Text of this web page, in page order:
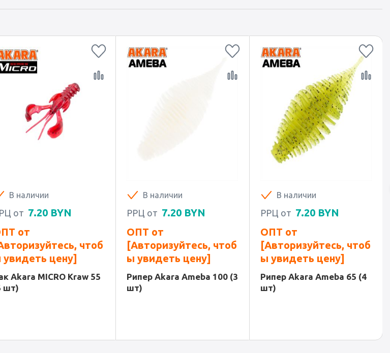
В наличии
от 7.20 BYN
от
чтоб
увидеть цену]
Akara MICRO Kraw 55
шт)
В наличии
РРЦ от 7.20 BYN
ОПТ от
[Авторизуйтесь, чтоб
ы увидеть цену]
Рипер Akara Ameba 100 (3
шт)
В наличии
РРЦ от 7.20 BYN
ОПТ от
[Авторизуйтесь, чтоб
ы увидеть цену]
Рипер Akara Ameba 65 (4
шт)